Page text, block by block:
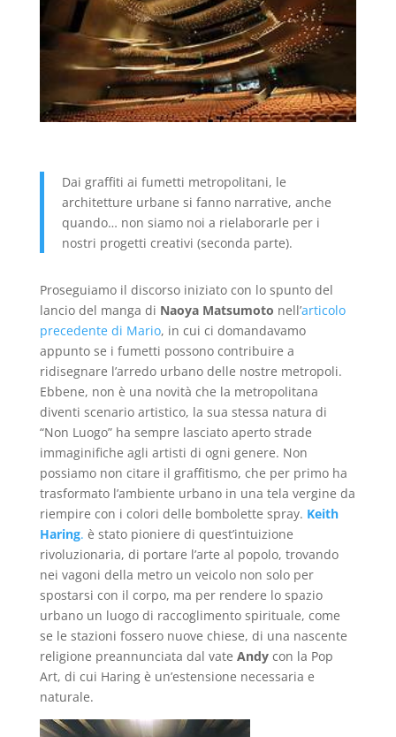
Dai graffiti ai fumetti metropolitani, le
architetture urbane si fanno narrative, anche
quando… non siamo noi a rielaborarle per i
nostri progetti creativi (seconda parte).
Proseguiamo il discorso iniziato con lo spunto del
lancio del manga di Naoya Matsumoto nell’articolo
precedente di Mario, in cui ci domandavamo
appunto se i fumetti possono contribuire a
ridisegnare l’arredo urbano delle nostre metropoli.
Ebbene, non è una novità che la metropolitana
diventi scenario artistico, la sua stessa natura di
“Non Luogo” ha sempre lasciato aperto strade
immaginifiche agli artisti di ogni genere. Non
possiamo non citare il graffitismo, che per primo ha
trasformato l’ambiente urbano in una tela vergine da
riempire con i colori delle bombolette spray. Keith
Haring. è stato pioniere di quest’intuizione
rivoluzionaria, di portare l’arte al popolo, trovando
nei vagoni della metro un veicolo non solo per
spostarsi con il corpo, ma per rendere lo spazio
urbano un luogo di raccoglimento spirituale, come
se le stazioni fossero nuove chiese, di una nascente
religione preannunciata dal vate Andycon la Pop
Art, di cui Haring è un’estensione necessaria e
naturale.